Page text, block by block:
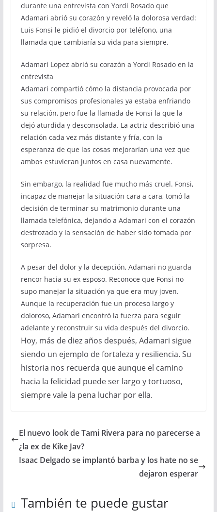
durante una entrevista con Yordi Rosado que
Adamari abrió su corazón y reveló la dolorosa verdad:
Luis Fonsi le pidió el divorcio por teléfono, una
llamada que cambiaría su vida para siempre.
Adamari Lopez abrió su corazón a Yordi Rosado en la
entrevista
Adamari compartió cómo la distancia provocada por
sus compromisos profesionales ya estaba enfriando
su relación, pero fue la llamada de Fonsi la que la
dejó aturdida y desconsolada. La actriz describió una
relación cada vez más distante y fría, con la
esperanza de que las cosas mejorarían una vez que
ambos estuvieran juntos en casa nuevamente.
Sin embargo, la realidad fue mucho más cruel. Fonsi,
incapaz de manejar la situación cara a cara, tomó la
decisión de terminar su matrimonio durante una
llamada telefónica, dejando a Adamari con el corazón
destrozado y la sensación de haber sido tomada por
sorpresa.
A pesar del dolor y la decepción, Adamari no guarda
rencor hacia su ex esposo. Reconoce que Fonsi no
supo manejar la situación ya que era muy joven.
Aunque la recuperación fue un proceso largo y
doloroso, Adamari encontró la fuerza para seguir
adelante y reconstruir su vida después del divorcio.
Hoy, más de diez años después, Adamari sigue
siendo un ejemplo de fortaleza y resiliencia. Su
historia nos recuerda que aunque el camino
hacia la felicidad puede ser largo y tortuoso,
siempre vale la pena luchar por ella.
El nuevo look de Tami Rivera para no parecerse a
¿la ex de Kike Jav?
Isaac Delgado se implantó barba y los hate no se
dejaron esperar
También te puede gustar